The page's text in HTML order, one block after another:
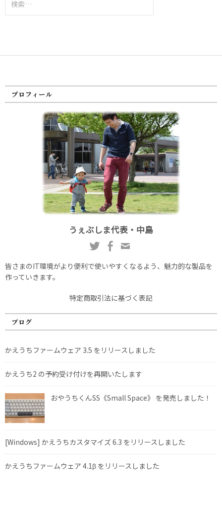
索:
プロフィール
うぇぶしま代表・中島
皆さまのIT環境がより便利で使いやすくなるよう、魅力的な製品を
作っていきます。
特定商取引法に基づく表記
ブログ
かえうちファームウェア 3.5 をリリースしました
かえうち2 の予約受け付けを再開いたします
おやうちくんSS《Small Space》 を発売しました！
[Windows] かえうちカスタマイズ 6.3 をリリースしました
かえうちファームウェア 4.1β をリリースしました